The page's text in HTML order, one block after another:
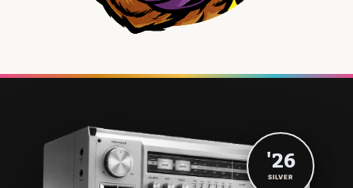
'26
SILVER